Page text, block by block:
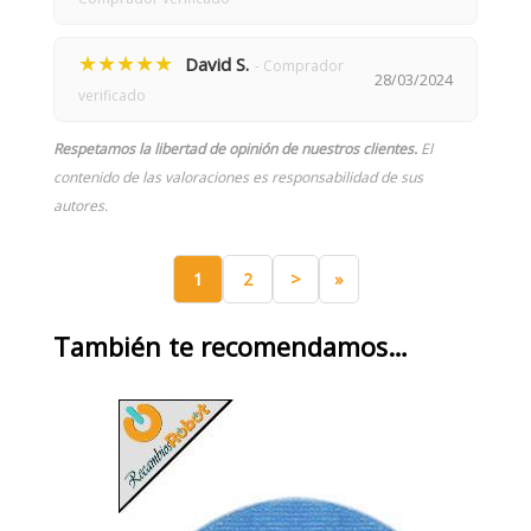
★★★★★ David S. - Comprador
verificado
28/03/2024
Respetamos la libertad de opinión de nuestros clientes. El
contenido de las valoraciones es responsabilidad de sus
autores.
1 2 > »
También te recomendamos…